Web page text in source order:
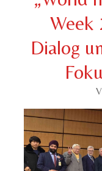
Week
Dialog